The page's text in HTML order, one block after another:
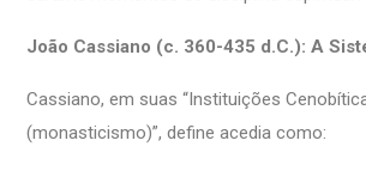
João Cassiano (c. 360-435 d.C.): A
Cassiano, em suas “Instituições
(monasticismo)”, define acedia como: